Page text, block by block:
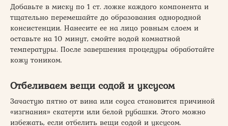
Добавьте в миску по 1 ст. ложке каждого компонента и
тщательно перемешайте до образования однородной
консистенции. Нанесите ее на лицо ровным слоем и
оставьте на 10 минут, смойте водой комнатной
температуры. После завершения процедуры обработайте
кожу тоником.
Отбеливаем вещи содой и уксусом
Зачастую пятно от вина или соуса становится причиной
«изгнания» скатерти или белой рубашки. Этого можно
избежать, если отбелить вещи содой и уксусом.